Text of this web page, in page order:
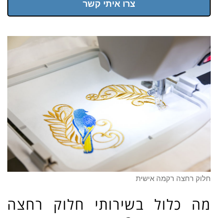
צרו איתי קשר
חלוק רחצה רקמה אישית
מה כלול בשירותי חלוק רחצה